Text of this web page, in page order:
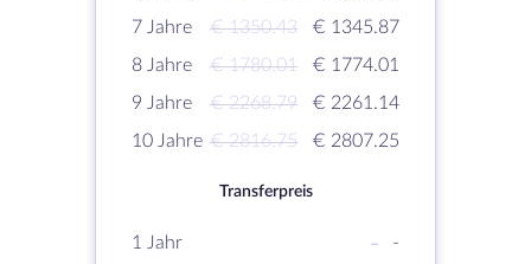
7 Jahre
€ 1350.43
€ 1345.87
8 Jahre
€ 1780.01
€ 1774.01
9 Jahre
€ 2268.79
€ 2261.14
10 Jahre € 2816.75 € 2807.25
Transferpreis
1 Jahr -
-